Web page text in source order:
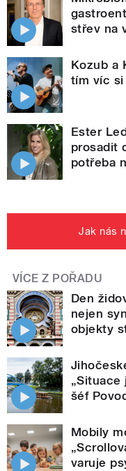
střev na
Kozub a
tím víc si
Ester
prosadit
potřeba
Jak nás
VÍCE Z POŘADU
Den
nejen
objekty
„Situace
šéf
Mobily
varuje